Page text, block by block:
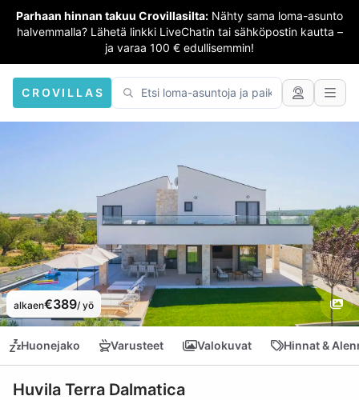
Parhaan hinnan takuu Crovillasilta: Nähty sama loma-asunto
halvemmalla? Lähetä linkki LiveChatin tai sähköpostin kautta –
ja varaa 100 € edullisemmin!
CROVILLAS
alkaen€389/ yö
Huonejako Varusteet Valokuvat Hinnat &
Huvila Terra Dalmatica